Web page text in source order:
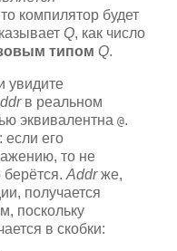
компилятор будет
Q, как число
типом Q.
увидите
в реальном
эквивалентна @.
если его
то не
берётся. Addrже,
получается
поскольку
в скобки: